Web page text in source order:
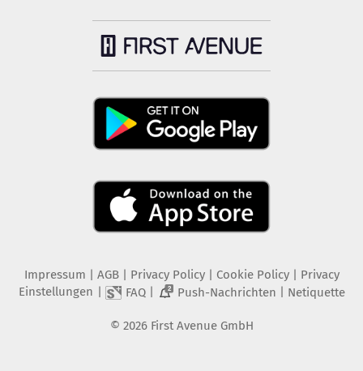
Impressum AGB Privacy Policy| Cookie Policy| Privacy
Einstellungen
FAQ| 2 Push-Nachrichten Netiquette
© 2026 First Avenue GmbH